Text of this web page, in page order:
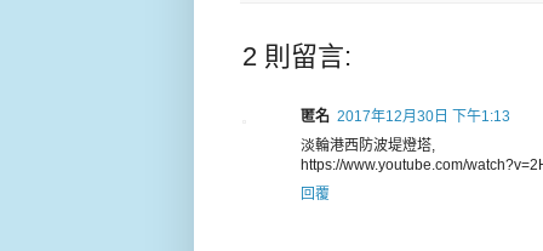
2 則留言:
匿名 2017年12月30日 下午1:13
淡輪港西防波堤燈塔,
https://www.youtube.com/
回覆